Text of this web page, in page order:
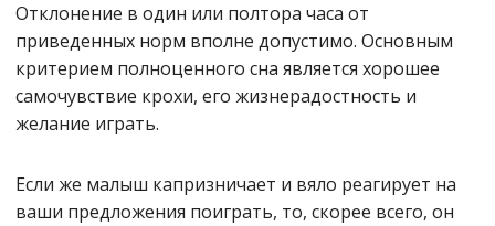
Отклонение в один или полтора часа от
приведенных норм вполне допустимо. Основным
критерием полноценного сна является хорошее
самочувствие крохи, его жизнерадостность и
желание играть.
Если же малыш капризничает и вяло реагирует на
ваши предложения поиграть, то, скорее всего, он